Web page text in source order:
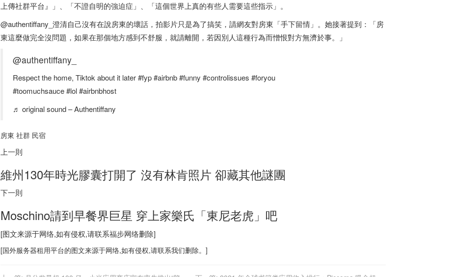
上傳社群平台』」、「不證自明的強迫症」、「這個世界上真的有些人需要這些指示」。
@authentiffany_澄清自己沒有在說房東的壞話，拍影片只是為了搞笑，請網友對房東「手下留情」。她接著提到：「房
東這麼做完全沒問題，如果在那個地方感到不舒服，就請離開，若因別人這種行為而憎恨對方無濟於事。」
@authentiffany_
Respect the home, Tiktok about it later #fyp #airbnb #funny #controlissues #foryou
#toomuchsauce #lol #airbnbhost
♬ original sound – Authentiffany
房東 社群 民宿
上一則
維州130年時光膠囊打開了 沒有林肯照片 卻藏其他謎團
下一則
Moschino請到早餐界巨星 穿上家樂氏「東尼老虎」吧
[图文来源于网络,如有侵权,请联系福步网络删除]
[国外服务器租用平台的图文来源于网络,如有侵权,请联系我们删除。]